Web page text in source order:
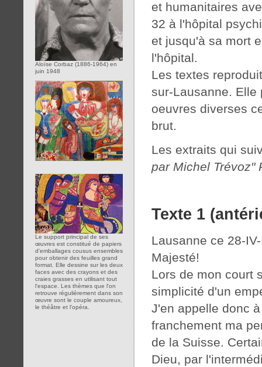
Aloïse Corbaz (1886-1964) en
juin 1948
Le support principal de ses
œuvres est constitué de papiers
d'emballages cousus ensembles
pour obtenir des feuilles grand
format. Elle dessine sur les deux
faces avec des crayons et des
craies grasses en utilisant tout
l'espace. Les thèmes que l'on
retrouve régulièrement dans son
œuvre sont le couple amoureux,
le théâtre et l'opéra.
et humanitaires
32 à l'hôpital
et jusqu'à sa mort
l'hôpital.
Les textes
sur-Lausanne. Elle
oeuvres diverses
brut.
Les extraits qui
par Michel Trévoz"
Texte 1
Lausanne ce 28-
Majesté!
Lors de mon court
simplicité d'un
J'en appelle donc
franchement ma
de la Suisse.
Dieu, par